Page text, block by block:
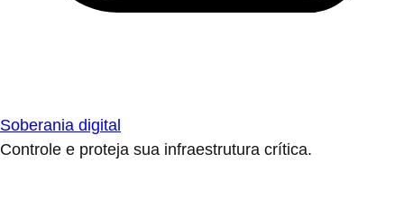
Soberania digital
Controle e proteja sua infraestrutura crítica.